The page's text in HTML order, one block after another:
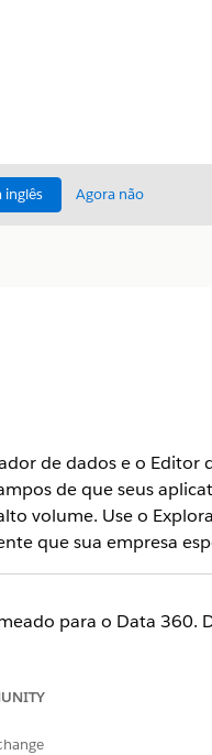
inglês Agora não
de dados e o Editor
de que seus
volume. Use o
que sua empresa
para o Data 360.